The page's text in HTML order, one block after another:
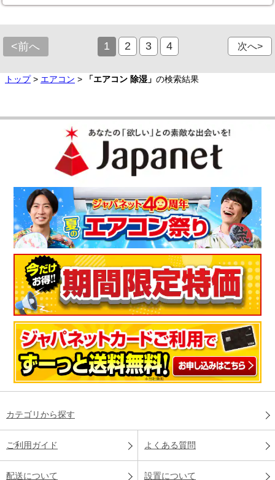
<前へ 1 2 3 4 次へ>
トップ> エアコン > 「エアコン 除湿」 の検索結果
カテゴリから探す
ご利用ガイド よくある質問
配送について 設置について